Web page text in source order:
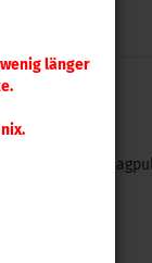
länger